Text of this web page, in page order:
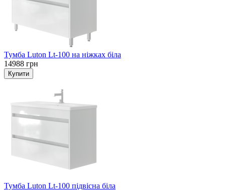
Тумба Luton Lt-100 на ніжках біла
14988 грн
Тумба Luton Lt-100 підвісна біла